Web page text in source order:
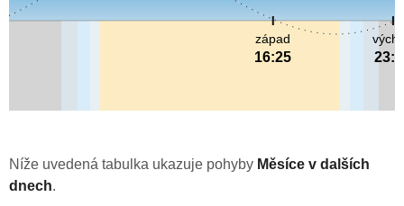
západ
16:25
Níže uvedená tabulka ukazuje pohyby Měsíce v dalších
dnech.